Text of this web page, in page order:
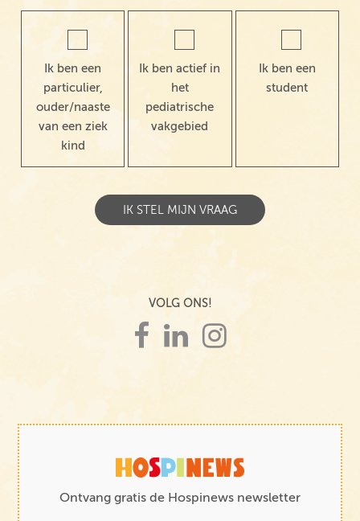
Ik ben een
particulier,
ouder/naaste
van een ziek
kind
Ik ben actief in
het
pediatrische
vakgebied
Ik ben een
student
VOLG ONS!
Ontvang gratis de Hospinews newsletter